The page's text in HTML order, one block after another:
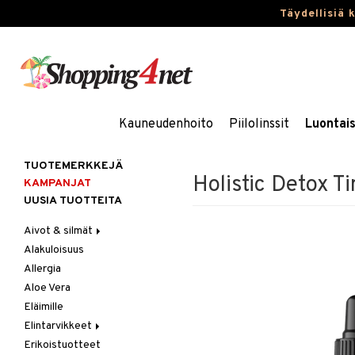
Täydellisiä
Kauneudenhoito Piilolinssit
Holistic Detox
TUOTEMERKKEJÄ
KAMPANJAT
UUSIA TUOTTEITA
Aivot & silmät
Muisti
Rasvahapot
Silmät
Alakuloisuus
Allergia
Aloe Vera
Eläimille
Elintarvikkeet
Hedelmät & pähkinät
Erikoistuotteet